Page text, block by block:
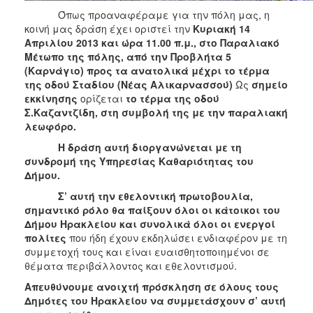
Όπως προαναφέραμε για την πόλη μας, η
κοινή μας δράση έχει οριστεί την Κυριακή 14
Απριλίου 2013 και ώρα 11.00 π.μ., στο Παραλιακό
Μέτωπο της πόλης, από την Προβλήτα 5
(Καρνάγιο) προς τα ανατολικά μέχρι το τέρμα
της οδού Σταδίου (Νέας Αλικαρνασσού) Ως σημείο
εκκίνησης ορίζεται το τέρμα της οδού
Σ.Καζαντζίδη, στη συμβολή της με την παραλιακή
λεωφόρο.
Η δράση αυτή διοργανώνεται με τη
συνδρομή της Υπηρεσίας Καθαριότητας του
Δήμου.
Σ’ αυτή την εθελοντική πρωτοβουλία,
σημαντικό ρόλο θα παίξουν όλοι οι κάτοικοι του
Δήμου Ηρακλείου και συνολικά όλοι οι ενεργοί
πολίτες που ήδη έχουν εκδηλώσει ενδιαφέρον με τη
συμμετοχή τους και είναι ευαισθητοποιημένοι σε
θέματα περιβάλλοντος και εθελοντισμού.
Απευθύνουμε ανοιχτή πρόσκληση σε όλους τους
Δημότες του Ηρακλείου να συμμετάσχουν σ’ αυτή